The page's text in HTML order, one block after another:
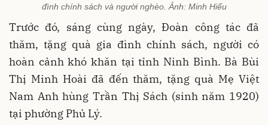
đình chính sách và người nghèo. Ảnh: Minh Hiếu
Trước đó, sáng cùng ngày, Đoàn công tác đã
thăm, tặng quà gia đình chính sách, người có
hoàn cảnh khó khăn tại tỉnh Ninh Bình. Bà Bùi
Thị Minh Hoài đã đến thăm, tặng quà Mẹ Việt
Nam Anh hùng Trần Thị Sách (sinh năm 1920)
tại phường Phủ Lý.